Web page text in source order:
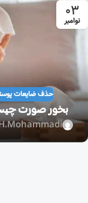
03
نوامبر
حذف ضایعات
بخور صورت